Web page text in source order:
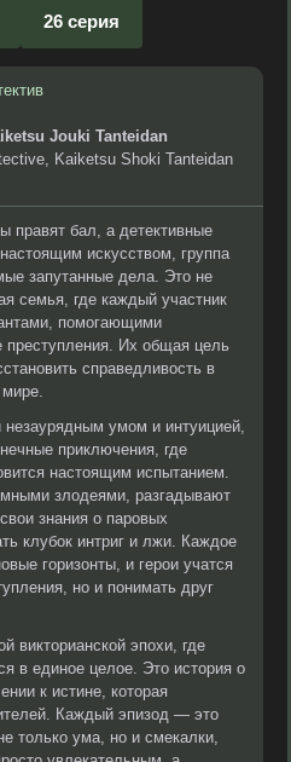
26 серия
Jouki Tanteidan
Kaiketsu Shoki Tanteidan
правят бал, а детективные
искусством, группа
запутанные дела. Это не
семья, где каждый участник
помогающими
Их общая цель
справедливость в
незаурядным умом и интуицией,
приключения, где
настоящим испытанием.
злодеями, разгадывают
знания о паровых
клубок интриг и лжи. Каждое
горизонты, и герои учатся
но и понимать друг
викторианской эпохи, где
в единое целое. Это история о
к истине, которая
Каждый эпизод — это
только ума, но и смекалки,